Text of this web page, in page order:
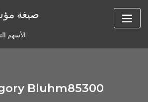
صيغة
الأسهم
Bluhm85300